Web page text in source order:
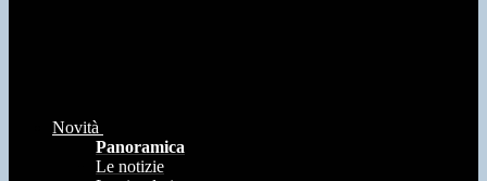
Novità
Panoramica
Le notizie